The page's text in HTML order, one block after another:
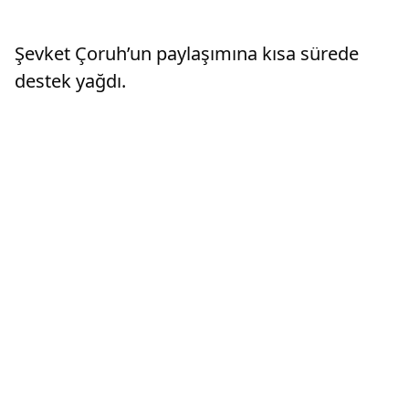
Şevket Çoruh’un paylaşımına kısa sürede
destek yağdı.